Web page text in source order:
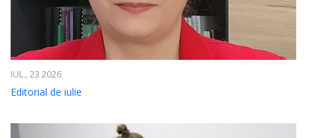
IUL., 23 2026
Editorial de iulie